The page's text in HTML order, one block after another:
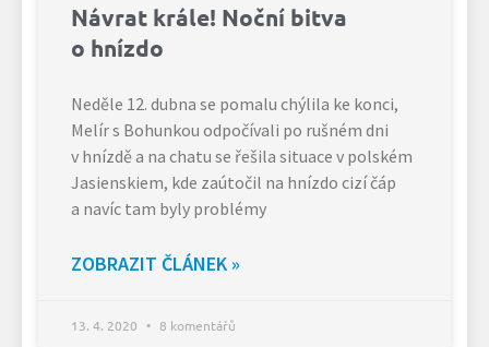
Návrat krále! Noční bitva
o hnízdo
Neděle 12. dubna se pomalu chýlila ke konci,
Melír s Bohunkou odpočívali po rušném dni
v hnízdě a na chatu se řešila situace v polském
Jasienskiem, kde zaútočil na hnízdo cizí čáp
a navíc tam byly problémy
ZOBRAZIT ČLÁNEK »
13. 4. 2020 8 komentářů